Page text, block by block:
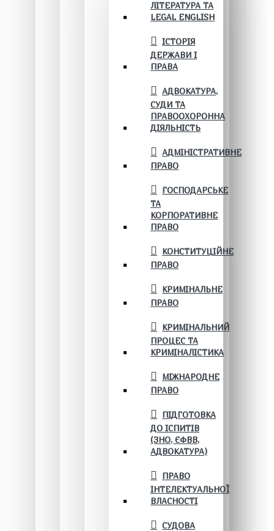
ЛІТЕРАТУРА ТА
LEGAL ENGLISH
ІСТОРІЯ
ДЕРЖАВИ І
ПРАВА
АДВОКАТУРА,
СУДИ ТА
ПРАВООХОРОННА
ДІЯЛЬНІСТЬ
АДМІНІСТРАТИВНЕ
ПРАВО
ГОСПОДАРСЬКЕ
ТА
КОРПОРАТИВНЕ
ПРАВО
КОНСТИТУЦІЙНЕ
ПРАВО
КРИМІНАЛЬНЕ
ПРАВО
КРИМІНАЛЬНИЙ
ПРОЦЕС ТА
КРИМІНАЛІСТИКА
МІЖНАРОДНЕ
ПРАВО
ПІДГОТОВКА
ДО ІСПИТІВ
(ЗНО, ЄФВВ,
АДВОКАТУРА)
ПРАВО
ІНТЕЛЕКТУАЛЬНОЇ
ВЛАСНОСТІ
СУДОВА